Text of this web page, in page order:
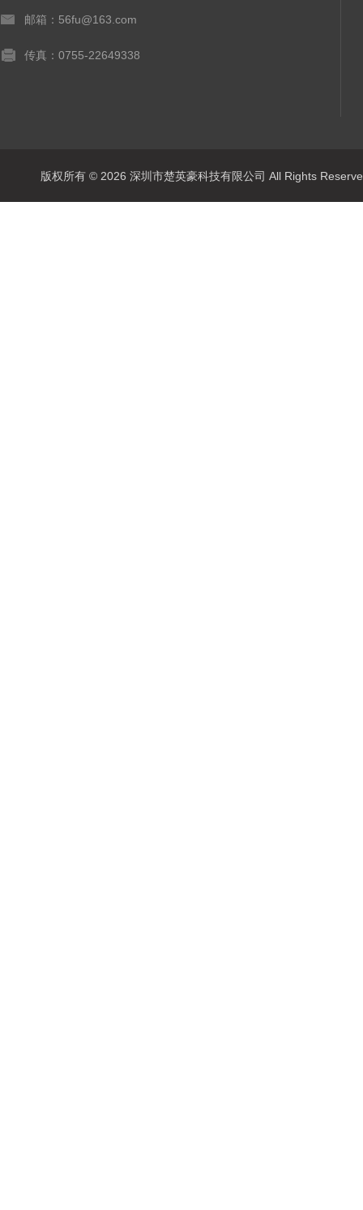
邮箱：56fu@163.com
传真：0755-22649338
版权所有 © 2026 深圳市楚英豪科技有限公司 All Rights